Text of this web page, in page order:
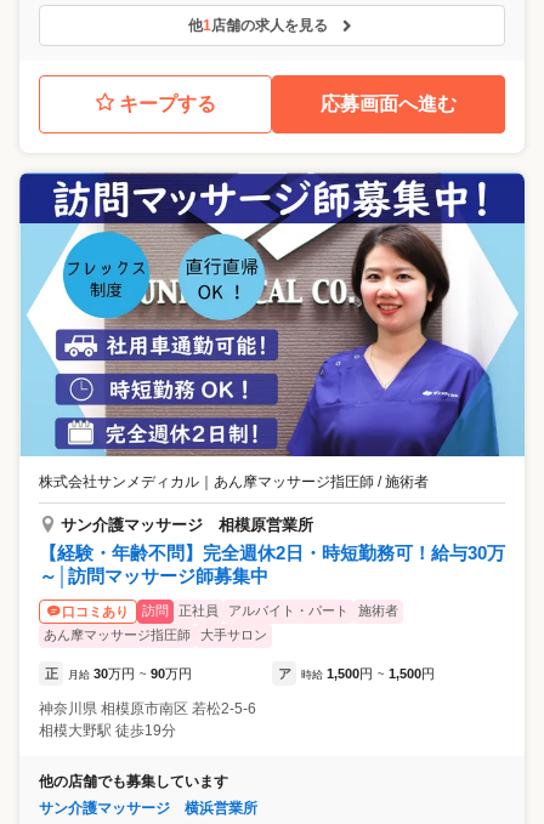
他1店舗の求人を見る
キープする 応募画面へ進む
株式会社サンメディカル あん摩マッサージ指圧師 / 施術者
サン介護マッサージ 相模原営業所
【経験・年齢不問】完全週休2日・時短勤務可！給与30万
～│訪問マッサージ師募集中
口コミあり 訪問 正社員 アルバイト・パート
施術者
あん摩マッサージ指圧師
大手サロン
正 月給 30万円 ~ 90万円 ア 時給 1,500円 ~ 1,500円
神奈川県 相模原市南区 若松2-5-6
相模大野駅 徒歩19分
他の店舗でも募集しています
サン介護マッサージ 横浜営業所